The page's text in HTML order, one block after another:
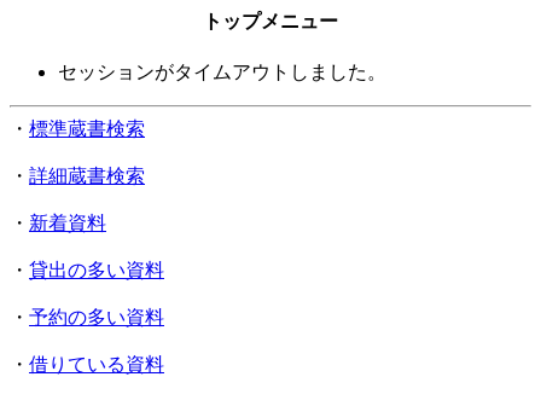
トップメニュー
セッションがタイムアウトしました。
・ 標準蔵書検索
・ 詳細蔵書検索
・ 新着資料
・ 貸出の多い資料
・ 予約の多い資料
・ 借りている資料